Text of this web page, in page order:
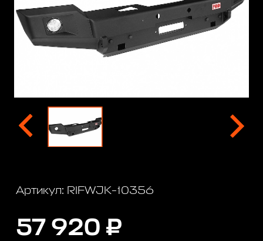
Артикул: RIFWJK-10356
57 920 ₽